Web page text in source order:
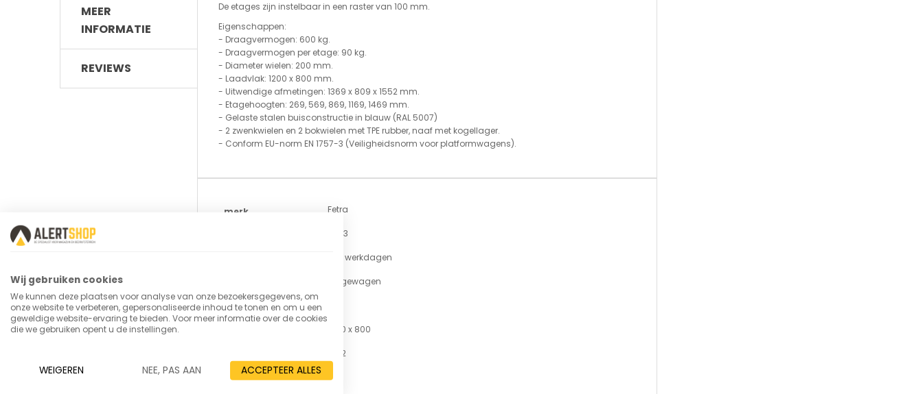
MEER
INFORMATIE
REVIEWS
De etages zijn instelbaar in een raster van 100 mm.
Eigenschappen:
- Draagvermogen: 600 kg.
- Draagvermogen per etage: 90 kg.
- Diameter wielen: 200 mm.
- Laadvlak: 1200 x 800 mm.
- Uitwendige afmetingen: 1369 x 809 x 1552 mm.
- Etagehoogten: 269, 569, 869, 1169, 1469 mm.
- Gelaste stalen buisconstructie in blauw (RAL 5007)
- 2 zwenkwielen en 2 bokwielen met TPE rubber, naaf met kogellager.
- Conform EU-norm EN 1757-3 (Veiligheidsnorm voor platformwagens).
merk Fetra
8243
7-11 werkdagen
Etagewagen
etages
1200 x 800
1552
draagvermogen 600
Wij gebruiken cookies
We kunnen deze plaatsen voor analyse van onze bezoekersgegevens, om
onze website te verbeteren, gepersonaliseerde inhoud te tonen en om u een
geweldige website-ervaring te bieden. Voor meer informatie over de cookies
die we gebruiken opent u de instellingen.
WEIGEREN NEE, PAS AAN ACCEPTEER ALLES